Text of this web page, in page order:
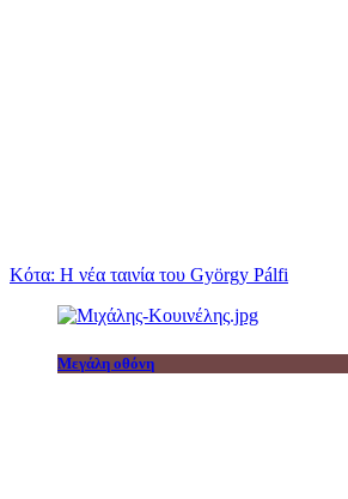
Κότα: Η νέα ταινία του György Pálfi
Μεγάλη οθόνη